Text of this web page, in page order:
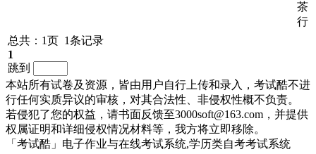
茶
行
总共：1页 1条记录
1
跳到
本站所有试卷及资源，皆由用户自行上传和录入，考试酷不进
行任何实质异议的审核，对其合法性、非侵权性概不负责。
若侵犯了您的权益，请书面反馈至3000soft@163.com，并提供
权属证明和详细侵权情况材料等，我方将立即移除。
「考试酷」电子作业与在线考试系统,学历类自考考试系统